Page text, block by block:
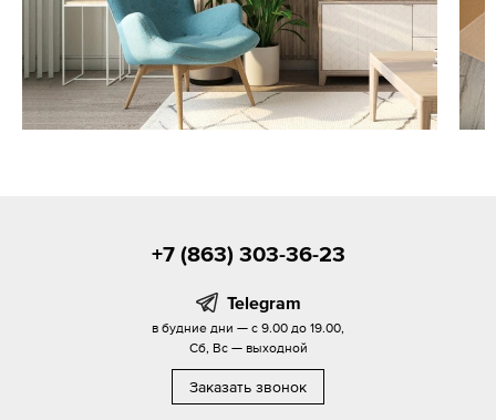
+7 (863) 303-36-23
Telegram
в будние дни — с 9.00 до 19.00,
Сб, Вс — выходной
Заказать звонок